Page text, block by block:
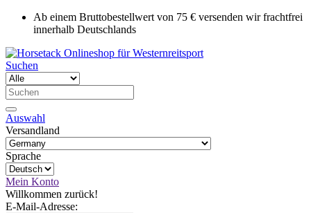
Ab einem Bruttobestellwert von 75 € versenden wir frachtfrei
innerhalb Deutschlands
Suchen
Auswahl
Versandland
Sprache
Mein Konto
Willkommen zurück!
E-Mail-Adresse: